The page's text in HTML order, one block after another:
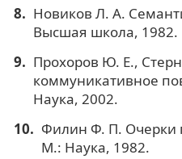
Новиков Л. А.
Высшая школа, 1982.
Прохоров Ю. Е.,
коммуникативное
Наука, 2002.
Филин Ф. П. Очерки
М.: Наука, 1982.